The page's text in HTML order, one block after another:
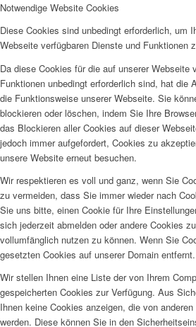
Notwendige Website Cookies
Diese Cookies sind unbedingt erforderlich, um
Webseite verfügbaren Dienste und Funktionen
Da diese Cookies für die auf unserer Webseite
Funktionen unbedingt erforderlich sind, hat die
die Funktionsweise unserer Webseite. Sie
blockieren oder löschen, indem Sie Ihre
das Blockieren aller Cookies auf dieser
jedoch immer aufgefordert, Cookies zu
unsere Website erneut besuchen.
Wir respektieren es voll und ganz, wenn Sie
zu vermeiden, dass Sie immer wieder nach
Sie uns bitte, einen Cookie für Ihre
sich jederzeit abmelden oder andere Cookies
vollumfänglich nutzen zu können. Wenn Sie
gesetzten Cookies auf unserer Domain entfernt.
Wir stellen Ihnen eine Liste der von Ihrem
gespeicherten Cookies zur Verfügung. Aus
Ihnen keine Cookies anzeigen, die von
werden. Diese können Sie in den